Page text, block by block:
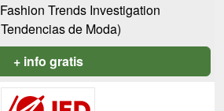
Trends Investigation
de Moda)
+ info gratis